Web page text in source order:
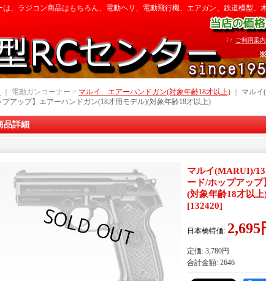
、ラジコン商品はもちろん、電動ヘリ、電動飛行機、エアガン、鉄道模型、
ご利用案内
｜ 電動ガンコーナー > マルイ エアーハンドガン(対象年齢18才以上)
マルイ
プアップ】エアーハンドガン(18才用モデル)(対象年齢18才以上)
品詳細
マルイ(MARUI)/
ード/ホップアッ
(対象年齢18才以上
[132420]
日本橋特価: 2,695
定価: 3,780円
合計金額: 2646